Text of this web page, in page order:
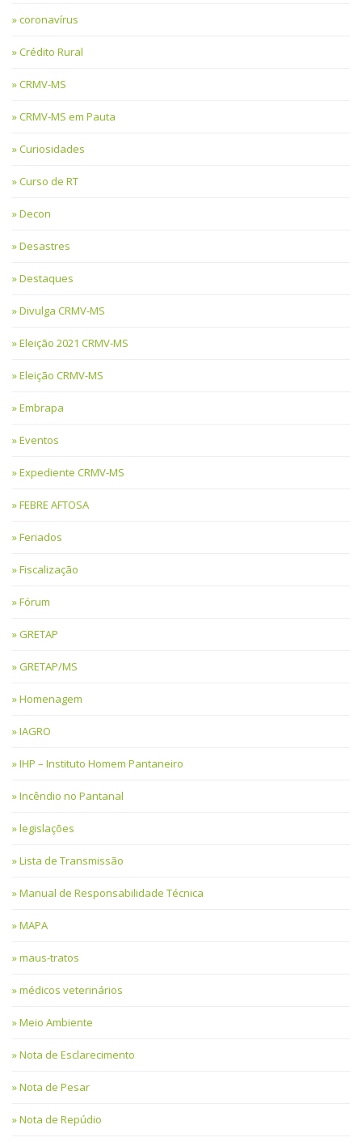
coronavírus
Crédito Rural
CRMV-MS
CRMV-MS em Pauta
Curiosidades
Curso de RT
Decon
Desastres
Destaques
Divulga CRMV-MS
Eleição 2021 CRMV-MS
Eleição CRMV-MS
Embrapa
Eventos
Expediente CRMV-MS
FEBRE AFTOSA
Feriados
Fiscalização
Fórum
GRETAP
GRETAP/MS
Homenagem
IAGRO
IHP – Instituto Homem Pantaneiro
Incêndio no Pantanal
legislações
Lista de Transmissão
Manual de Responsabilidade Técnica
MAPA
maus-tratos
médicos veterinários
Meio Ambiente
Nota de Esclarecimento
Nota de Pesar
Nota de Repúdio